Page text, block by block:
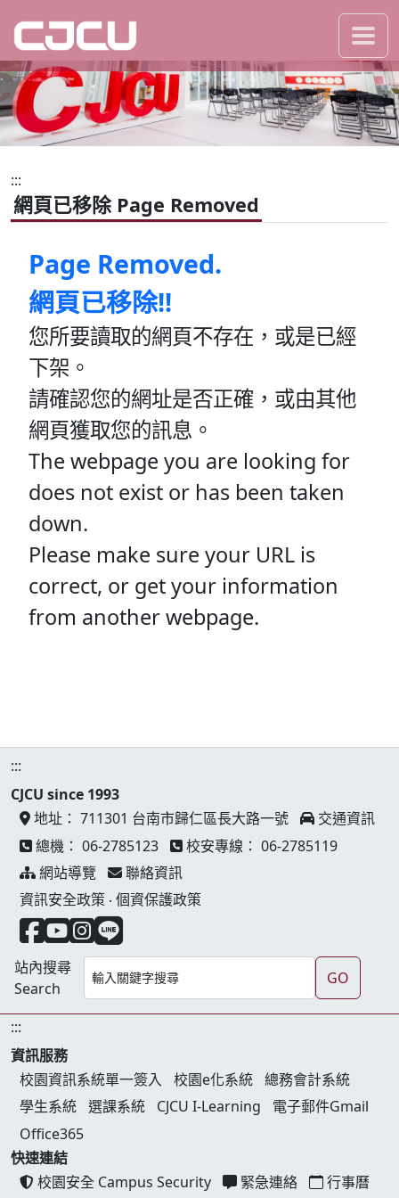
跳到主要內容區塊
長榮大學全球資訊網 手
:::
網頁已移除 Page Removed
Page Removed.
網頁已移除!!
您所要讀取的網頁不存在，或是已經
下架。
請確認您的網址是否正確，或由其他
網頁獲取您的訊息。
The webpage you are looking for
does not exist or has been taken
down.
Please make sure your URL is
correct, or get your information
from another webpage.
:::
CJCU since 1993
地址： 711301 台南市歸仁區長大路一號
交通資訊
總機： 06-2785123 校安專線： 06-2785119
網站導覽
聯絡資訊
資訊安全政策 ‧ 個資保護政策
facebook 連結
youtube 連結
instagram 連結
line 連結
站內搜尋
Search
GO
:::
資訊服務
校園資訊系統單一簽入
校園e化系統 總務會計系統
學生系統 選課系統 CJCU I-Learning
電子郵件Gmail
Office365
快速連結
校園安全 Campus Security
緊急連絡 行事曆